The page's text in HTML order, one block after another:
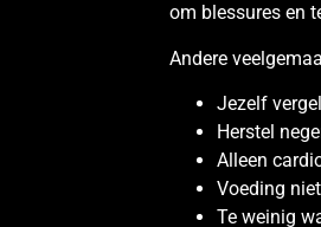
om blessures en
Andere
Jezelf
Herstel
Alleen
Voeding
Te weinig